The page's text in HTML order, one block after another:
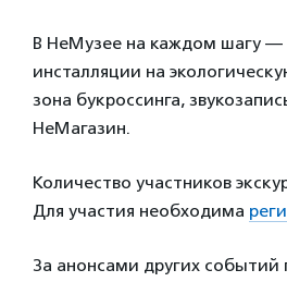
В НеМузее на каждом шагу —
инсталляции на
зона букроссинга,
НеМагазин.
Количество участников
Для участия необходима
За анонсами других событий